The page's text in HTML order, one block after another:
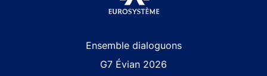
Ensemble dialoguons
G7 Évian 2026